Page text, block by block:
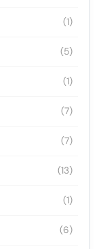
(1)
(5)
(1)
(7)
(7)
(13)
(1)
(6)